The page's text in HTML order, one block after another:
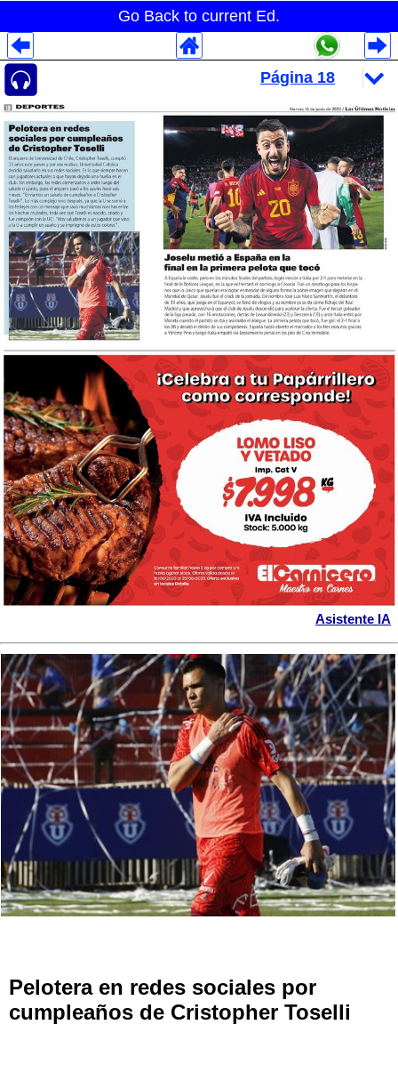
Go Back to current Ed.
Asistente IA
Pelotera en redes sociales por
cumpleaños de Cristopher Toselli
Despliegues Analytics
Despliegues Totales
Despliegues por Rubros